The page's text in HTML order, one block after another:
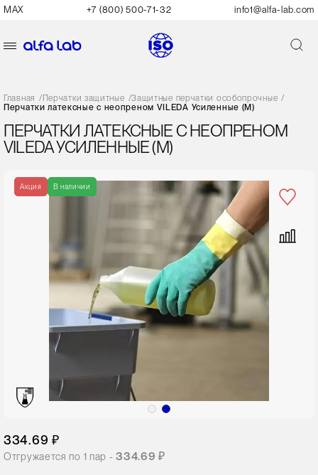
MAX +7 (800) 500-71-32 info1@alfa-lab.com
Главная / Перчатки защитные /Защитные перчатки особопрочные /
Перчатки латексные с неопреном VILEDA Усиленные (М)
ПЕРЧАТКИ ЛАТЕКСНЫЕ С НЕОПРЕНОМ
VILEDA УСИЛЕННЫЕ (М)
334.69 ₽
Отгружается по 1 пар -334.69 ₽
Акция В наличии